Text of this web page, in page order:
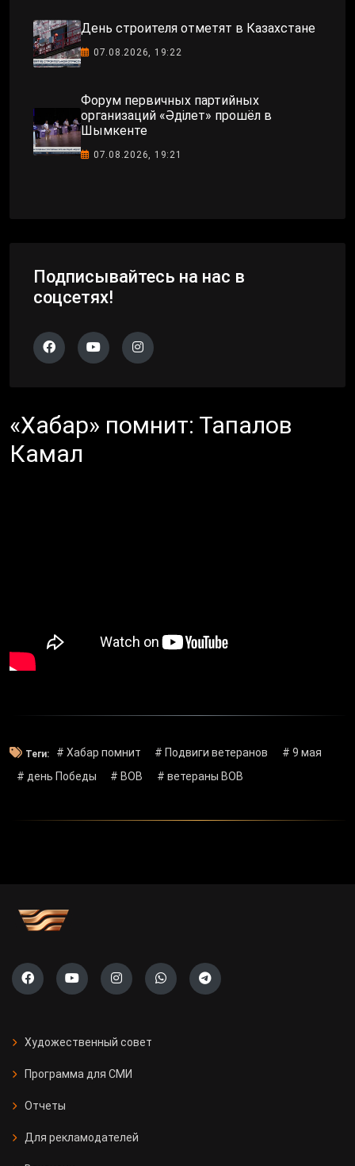
День строителя отметят в Казахстане
07.08.2026, 19:22
Форум первичных партийных
организаций «Әділет» прошёл в
Шымкенте
07.08.2026, 19:21
Подписывайтесь на нас в
соцсетях!
«Хабар» помнит: Тапалов
Камал
Теги: # Хабар помнит # Подвиги ветеранов
# 9 мая
# день Победы
# ВОВ # ветераны ВОВ
Художественный совет
Программа для СМИ
Отчеты
Для рекламодателей